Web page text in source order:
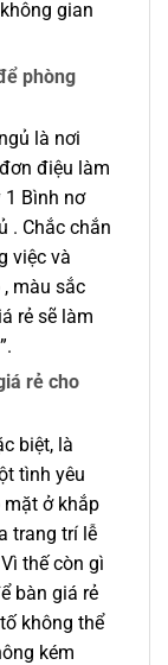
gian
phòng
là nơi
điệu làm
1 Bình nơ
. Chắc chắn
việc và
màu sắc
rẻ sẽ làm
rẻ cho
biệt, là
tình yêu
mặt ở khắp
trang trí lễ
thế còn gì
bàn giá rẻ
không thể
kém